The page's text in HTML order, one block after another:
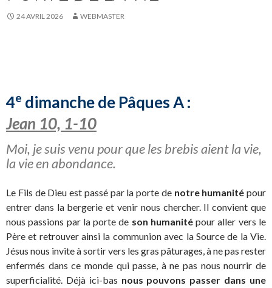
24 AVRIL 2026 WEBMASTER
4e dimanche de Pâques A :
Jean 10, 1-10
Moi, je suis venu pour que les brebis aient la vie,
la vie en abondance.
Le Fils de Dieu est passé par la porte de notre humanité pour
entrer dans la bergerie et venir nous chercher. Il convient que
nous passions par la porte de son humanitépour aller vers le
Père et retrouver ainsi la communion avec la Source de la Vie.
Jésus nous invite à sortir vers les gras pâturages, à ne pas rester
enfermés dans ce monde qui passe, à ne pas nous nourrir de
superficialité. Déjà ici-bas nous pouvons passer dans une